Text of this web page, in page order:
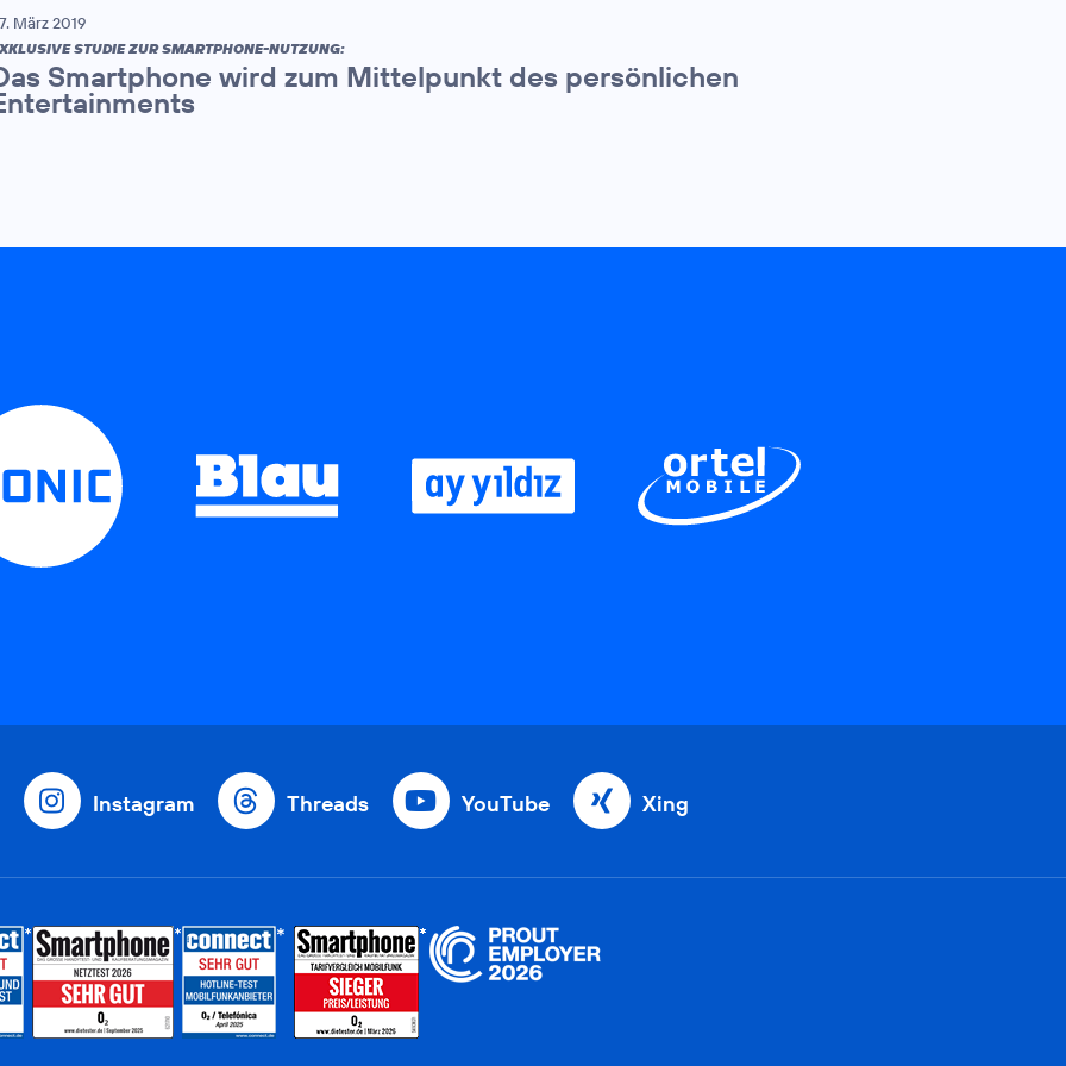
März 2019
STUDIE ZUR SMARTPHONE-NUTZUNG:
Smartphone wird zum Mittelpunkt des persönlichen
Instagram Threads YouTube Xing